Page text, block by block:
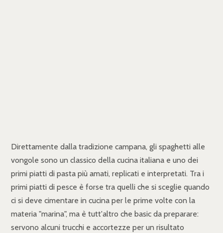
Direttamente dalla tradizione campana, gli spaghetti alle
vongole sono un classico della cucina italiana e uno dei
primi piatti di pasta più amati, replicati e interpretati. Tra i
primi piatti di pesce è forse tra quelli che si sceglie quando
ci si deve cimentare in cucina per le prime volte con la
materia "marina", ma è tutt'altro che basic da preparare:
servono alcuni trucchi e accortezze per un risultato